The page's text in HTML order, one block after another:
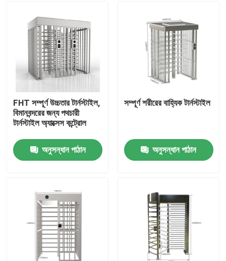
ভিডিও
আমাদের সম্পর্কে
কারখানা ভ্রমণ
মান নিয়ন্ত্রণ
আমাদের সাথে যোগাযোগ করুন
সব ক্ষেত্রেই
উদ্ধৃতির জন্য আবেদন
FHT সম্পূর্ণ উচ্চতার টার্নস্টাইল,
বিমানবন্দরের জন্য পথচারী
টার্নস্টাইল অ্যাক্সেস কন্ট্রোল
অনুসন্ধান পাঠান
সম্পূর্ণ শরীরের বাহ্যিক টার্নস্টাইল
অনুসন্ধান পাঠান